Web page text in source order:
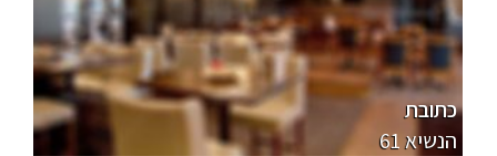
מהדרין
פרווה, חלבי
כתובת
61 הנשיא